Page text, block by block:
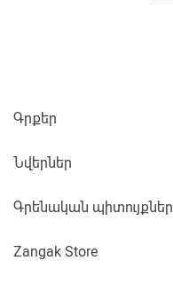
Գրքեր
Նվերներ
Գրենական պիտույքներ
Zangak Store